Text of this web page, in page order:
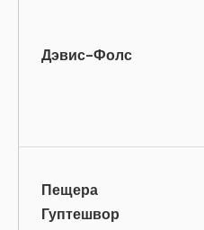
Дэвис-Фолс
Пещера
Гуптешвор